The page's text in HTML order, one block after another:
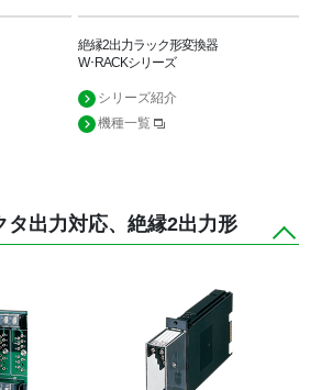
絶縁2出力ラック形変換器
W･RACKシリーズ
シリーズ紹介
機種一覧
出力対応、絶縁2出力形